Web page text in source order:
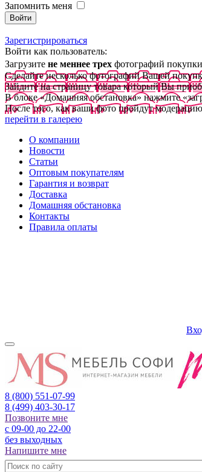
Запомнить меня
Зарегистрироваться
Войти как пользователь:
Загрузите не меннее трех фотографий
Сделайте несколько фотографий Вашей
Зайдите на страницу товара который Вы
В блоке «Домашняя обстановка» нажмите
После того, как ваши фото пройдут
перейти в галерею
О компании
Новости
Статьи
Оптовым покупателям
Гарантия и возврат
Доставка
Домашняя обстановка
Контакты
Правила оплаты
8 (800) 551-07-99
8 (499) 403-30-17
Позвоните мне
с 09-00 до 22-00
без выходных
Напишите мне